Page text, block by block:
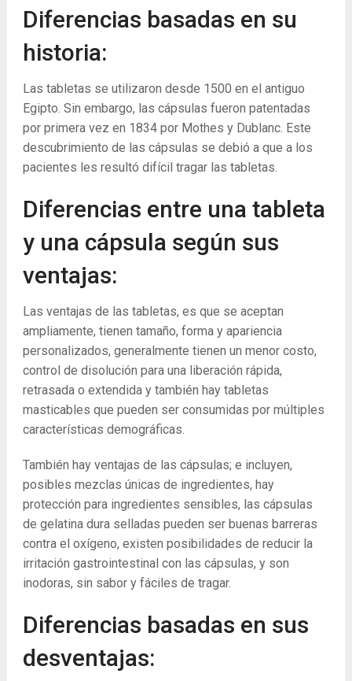
Diferencias basadas en su
historia:
Las tabletas se utilizaron desde 1500 en el antiguo
Egipto. Sin embargo, las cápsulas fueron patentadas
por primera vez en 1834 por Mothes y Dublanc. Este
descubrimiento de las cápsulas se debió a que a los
pacientes les resultó difícil tragar las tabletas.
Diferencias entre una tableta
y una cápsula según sus
ventajas:
Las ventajas de las tabletas, es que se aceptan
ampliamente, tienen tamaño, forma y apariencia
personalizados, generalmente tienen un menor costo,
control de disolución para una liberación rápida,
retrasada o extendida y también hay tabletas
masticables que pueden ser consumidas por múltiples
características demográficas.
También hay ventajas de las cápsulas; e incluyen,
posibles mezclas únicas de ingredientes, hay
protección para ingredientes sensibles, las cápsulas
de gelatina dura selladas pueden ser buenas barreras
contra el oxígeno, existen posibilidades de reducir la
irritación gastrointestinal con las cápsulas, y son
inodoras, sin sabor y fáciles de tragar.
Diferencias basadas en sus
desventajas: